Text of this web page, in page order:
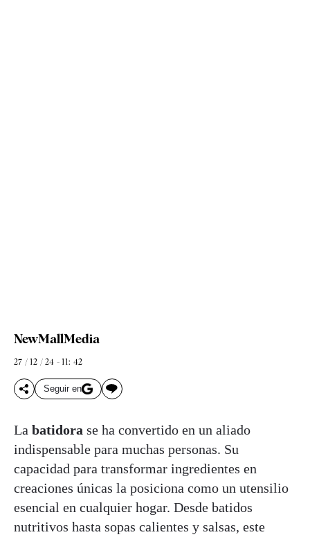
NewMallMedia
27 / 12 / 24 - 11: 42
Seguir en
La batidora se ha convertido en un aliado
indispensable para muchas personas. Su
capacidad para transformar ingredientes en
creaciones únicas la posiciona como un utensilio
esencial en cualquier hogar. Desde batidos
nutritivos hasta sopas calientes y salsas, este